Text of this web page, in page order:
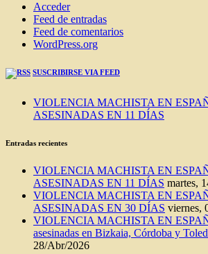
Acceder
Feed de entradas
Feed de comentarios
WordPress.org
SUSCRIBIRSE VIA FEED
VIOLENCIA MACHISTA EN
ASESINADAS EN 11 DÍAS
Entradas recientes
VIOLENCIA MACHISTA EN
ASESINADAS EN 11 DÍAS martes,
VIOLENCIA MACHISTA EN
ASESINADAS EN 30 DÍAS viernes,
VIOLENCIA MACHISTA EN
asesinadas en Bizkaia, Córdoba y
28/Abr/2026